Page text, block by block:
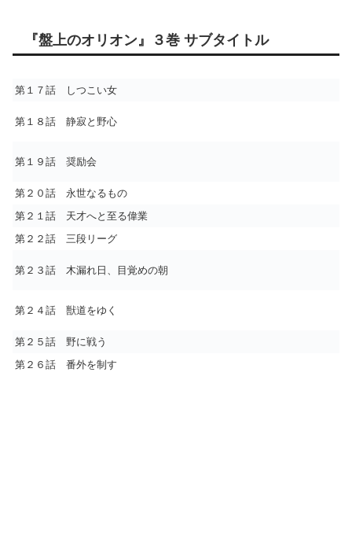
『盤上のオリオン』３巻 サブタイトル
第１７話 しつこい女
第１８話 静寂と野心
第１９話 奨励会
第２０話 永世なるもの
第２１話 天才へと至る偉業
第２２話 三段リーグ
第２３話 木漏れ日、目覚めの朝
第２４話 獣道をゆく
第２５話 野に戦う
第２６話 番外を制す